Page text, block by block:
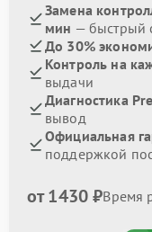
Замена
мин — быстрый
До 30%
Контроль на
выдачи
Диагностика
вывод
Официальная
поддержкой
от 1430 ₽Время